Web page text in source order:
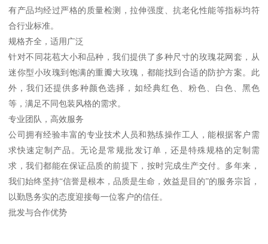
有产品均经过严格的质量检测，拉伸强度、抗老化性能等指标均符
合行业标准。
规格齐全，适用广泛
针对不同花苞大小和品种，我们提供了多种尺寸的玫瑰花网套，从
迷你型小玫瑰到饱满的重瓣大玫瑰，都能找到合适的防护方案。此
外，我们还提供多种颜色选择，如经典红色、粉色、白色、黑色
等，满足不同包装风格的需求。
专业团队，高效服务
公司拥有经验丰富的专业技术人员和熟练操作工人，能根据客户需
求快速定制产品。无论是常规批发订单，还是特殊规格的定制需
求，我们都能在保证品质的前提下，按时完成生产交付。多年来，
我们始终坚持“信誉是根本，品质是生命，效益是目的”的服务宗旨，
以勤恳务实的态度迎接每一位客户的信任。
批发与合作优势